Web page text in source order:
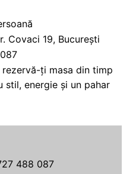
Covaci 19, București
ți masa din timp
stil, energie și un pahar
488 087